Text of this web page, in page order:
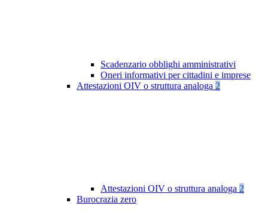
Scadenzario obblighi amministrativi
Oneri informativi per cittadini e imprese
Attestazioni OIV o struttura analoga 2
Attestazioni OIV o struttura analoga 2
Burocrazia zero